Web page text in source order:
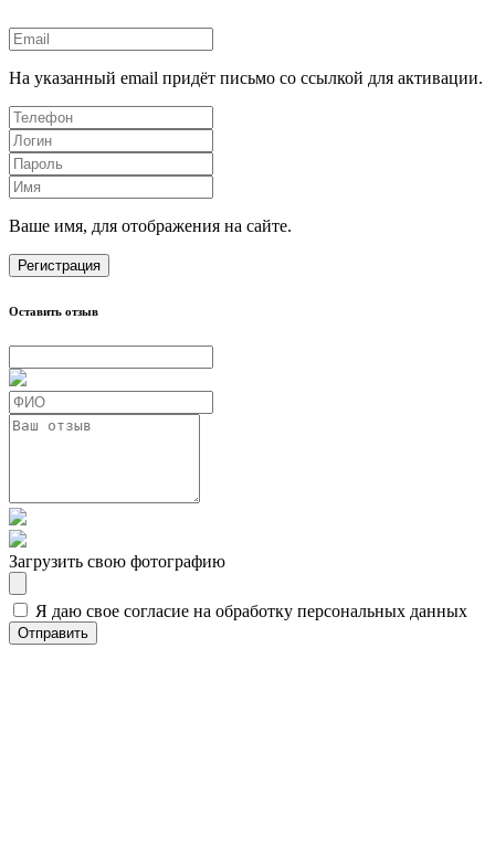
На указанный email придёт письмо со ссылкой для активации.
Ваше имя, для отображения на сайте.
Регистрация
Оставить отзыв
Загрузить свою фотографию
Я даю свое согласие на обработку персональных данных